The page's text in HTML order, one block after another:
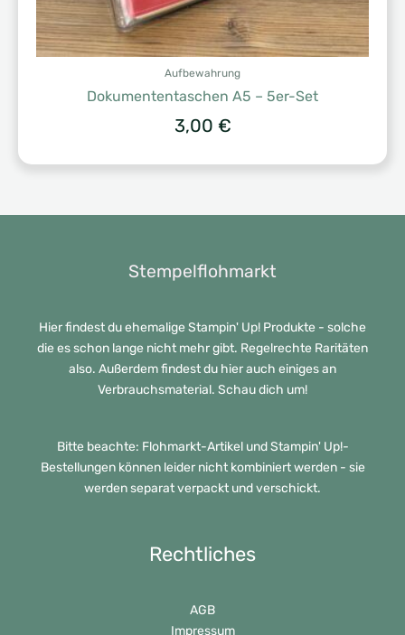
Aufbewahrung
Dokumententaschen A5 – 5er-Set
3,00 €
Stempelflohmarkt
Hier findest du ehemalige Stampin' Up! Produkte - solche
die es schon lange nicht mehr gibt. Regelrechte Raritäten
also. Außerdem findest du hier auch einiges an
Verbrauchsmaterial. Schau dich um!
Bitte beachte: Flohmarkt-Artikel und Stampin' Up!-
Bestellungen können leider nicht kombiniert werden - sie
werden separat verpackt und verschickt.
Rechtliches
AGB
Impressum